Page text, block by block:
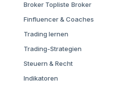
Broker Topliste Broker
Finfluencer & Coaches
Trading lernen
Trading-Strategien
Steuern & Recht
Indikatoren